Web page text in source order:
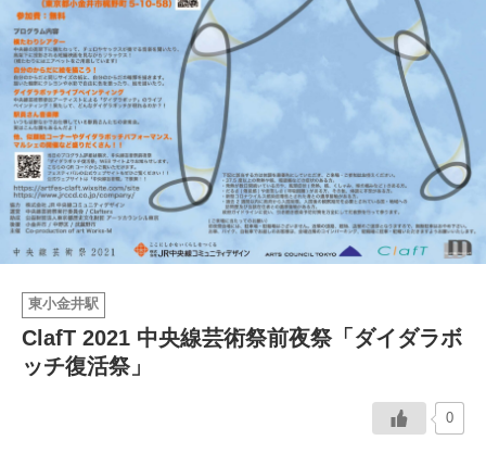
駅から 探す
東小金井駅
ClafT 2021 中央線芸術祭前夜祭「ダイダラボ
ッチ復活祭」
0